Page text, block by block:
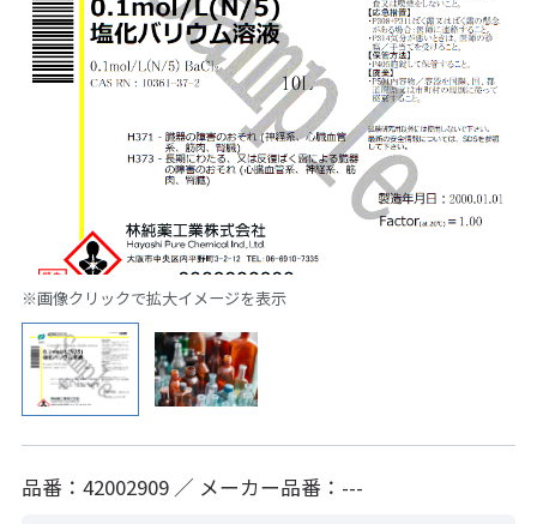
※画像クリックで拡大イメージを表示
品番：42002909 ／ メーカー品番：---